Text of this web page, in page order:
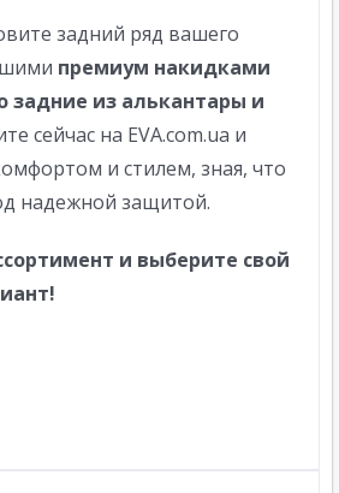
задний ряд вашего
премиум накидками
задние из алькантары и
сейчас на EVA.com.ua и
и стилем, зная, что
надежной защитой.
и выберите свой